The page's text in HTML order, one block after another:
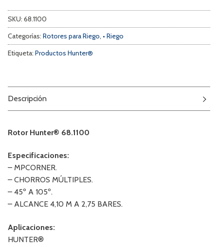
SKU: 68.1100
Categorías: Rotores para Riego, • Riego
Etiqueta: Productos Hunter®
Descripción
Rotor Hunter® 68.1100
Especificaciones:
– MPCORNER.
– CHORROS MÚLTIPLES.
– 45º A 105º.
– ALCANCE 4,10 M A 2,75 BARES.
Aplicaciones:
HUNTER®